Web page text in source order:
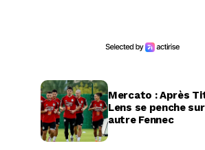
Mercato : Après
Lens se penche
autre Fennec